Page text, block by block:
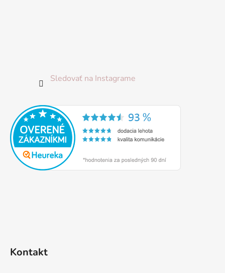
Sledovať na Instagrame
Kontakt